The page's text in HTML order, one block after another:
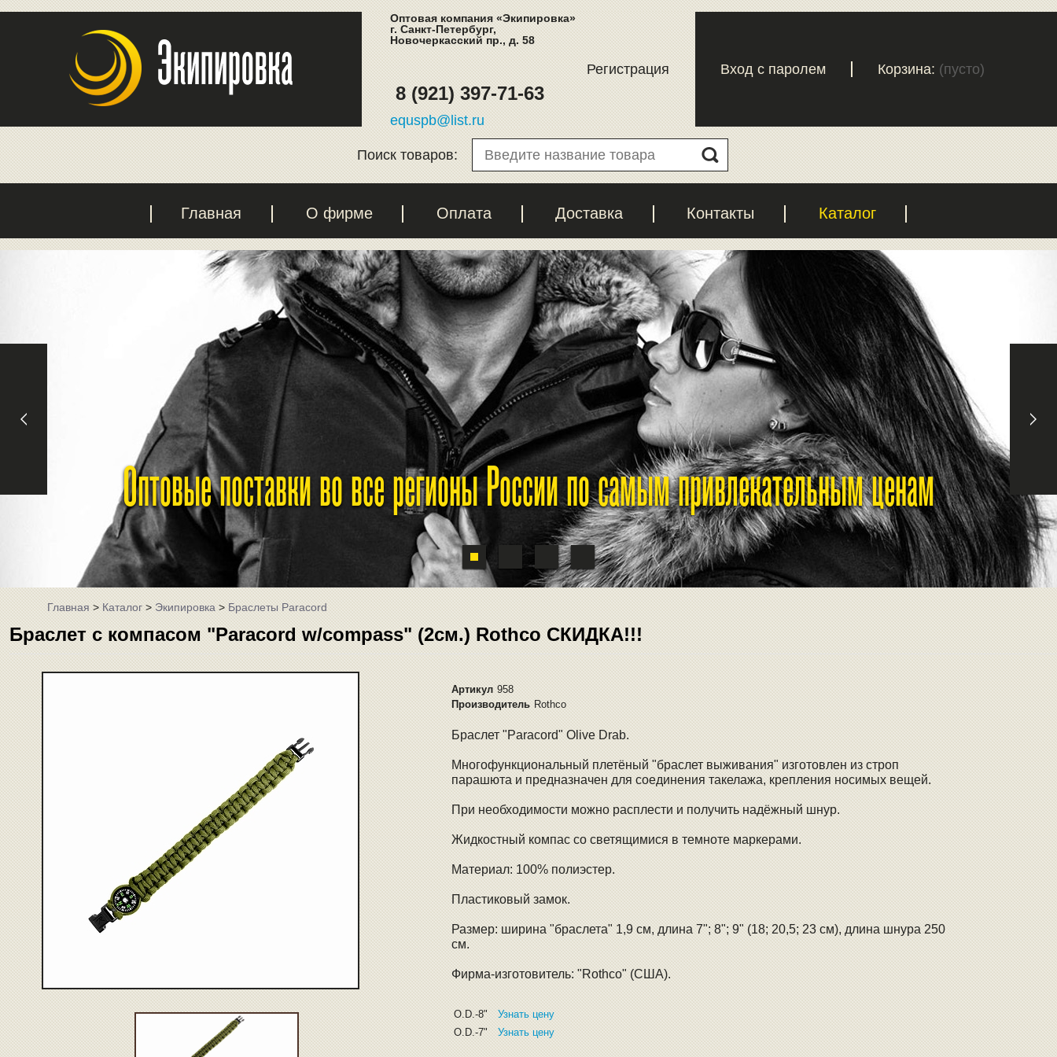
Оптовая компания «Экипировка»
г. Санкт-Петербург,
Новочеркасский пр., д. 58
8 (921) 397-71-63
equspb@list.ru
Регистрация Вход с паролем Корзина: (пусто)
Поиск товаров:
Главная О фирме Оплата Доставка Контакты Каталог
Оптовые поставки во все регионы России по самым привлекательным ценам
Главная>Каталог>Экипировка>Браслеты Paracord
Браслет с компасом "Paracord w/compass" (2см.) Rothco CКИДКА!!!
Артикул 958
Производитель Rothco
Браслет "Paracord" Olive Drab.
Многофункциональный плетёный "браслет выживания" изготовлен из строп
парашюта и предназначен для соединения такелажа, крепления носимых вещей.
При необходимости можно расплести и получить надёжный шнур.
Жидкостный компас со светящимися в темноте маркерами.
Материал: 100% полиэстер.
Пластиковый замок.
Размер: ширина "браслета" 1,9 см, длина 7"; 8"; 9" (18; 20,5; 23 см), длина шнура 250
см.
Фирма-изготовитель: "Rothco" (США).
O.D.-8"
Узнать цену
O.D.-7"
Узнать цену